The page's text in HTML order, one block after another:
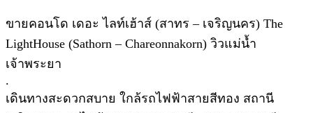
ขายคอนโด เดอะ ไลท์เฮ้าส์ (สาทร – เจริญนคร) The
LightHouse (Sathorn – Chareonnakorn) วิวแม่น้ำ
เจ้าพระยา
.
เดินทางสะดวกสบาย ใกล้รถไฟฟ้าสายสีทอง สถานี